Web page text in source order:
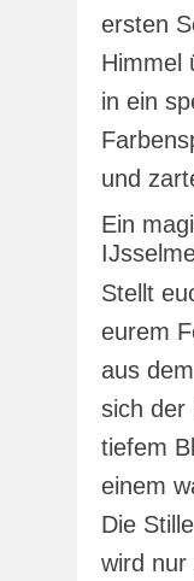
ersten
Himmel
in ein
und
Ein
Stellt
eurem
aus
sich der
tiefem
einem
Die
wird nur